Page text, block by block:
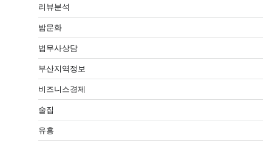
리뷰분석
밤문화
법무사상담
부산지역정보
비즈니스경제
술집
유흥